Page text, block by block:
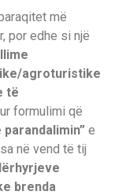
më
por edhe si një
agroturistike
të
formulimi që
e
në vend të tij
brenda